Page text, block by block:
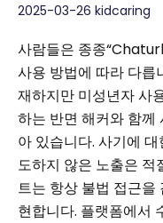
2025-03-26 kidcaring
사람들은 종종
사용 방법에 따라 다릅
재하지만 미성년자 사
하는 반면 해커와 함께
아 있습니다. 사기에
도하지 않은 노출은 적
트는 항상 불법 접근을
현합니다. 플랫폼에서